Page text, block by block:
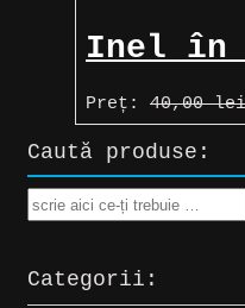
Inel în
dragon
Preț: 40,00lei
Caută produse:
Categorii: